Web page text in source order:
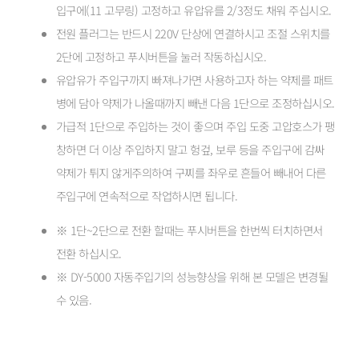
입구에(11 고무링) 고정하고 유압유를 2/3정도 채워 주십시오.
전원 플러그는 반드시 220V 단상에 연결하시고 조절 스위치를
2단에 고정하고 푸시버튼을 눌러 작동하십시오.
유압유가 주입구까지 빠져나가면 사용하고자 하는 약제를 패트
병에 담아 약제가 나올때까지 빼낸 다음 1단으로 조정하십시오.
가급적 1단으로 주입하는 것이 좋으며 주입 도중 고압호스가 팽
창하면 더 이상 주입하지 말고 헝겊, 보루 등을 주입구에 감싸
약제가 튀지 않게주의하여 구찌를 좌우로 흔들어 빼내어 다른
주입구에 연속적으로 작업하시면 됩니다.
※ 1단~2단으로 전환 할때는 푸시버튼을 한번씩 터치하면서
전환 하십시오.
※ DY-5000 자동주입기의 성능향상을 위해 본 모델은 변경될
수 있음.